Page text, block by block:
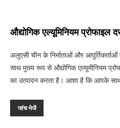
औद्योगिक एल्यूमिनियम प्रोफाइल
अलुएसी चीन के निर्माताओं और
साथ मुख्य रूप से औद्योगिक एल्यूमीनियम
का उत्पादन करता है। आशा है कि आपके
जांच भेजें